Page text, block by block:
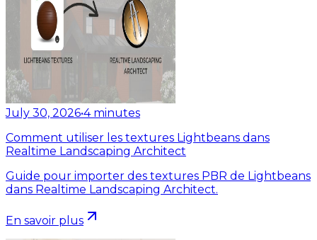
July 30, 2026•4 minutes
Comment utiliser les textures Lightbeans dans
Realtime Landscaping Architect
Guide pour importer des textures PBR de Lightbeans
dans Realtime Landscaping Architect.
En savoir plus